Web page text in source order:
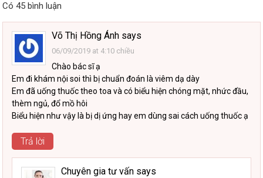
Có 45 bình luận
Võ Thị Hồng Ánh says
06/09/2019 at 4:10 chiều
Chào bác sĩ ạ
Em đi khám nội soi thì bị chuẩn đoán là viêm dạ dày
Em đã uống thuốc theo toa và có biểu hiện chóng mặt, nhức đầu,
thèm ngủ, đổ mồ hôi
Biểu hiện như vậy là bị dị ứng hay em dùng sai cách uống thuốc ạ
Trả lời
Chuyên gia tư vấn says